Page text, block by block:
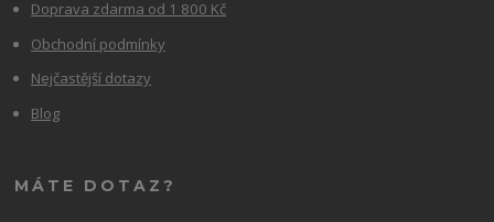
Doprava zdarma od 1 800 Kč
Obchodní podmínky
Nejčastější dotazy
Blog
MÁTE DOTAZ?